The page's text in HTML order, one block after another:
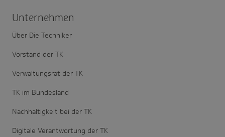
Unter­nehmen
Über Die Techniker
Vorstand der TK
Verwaltungsrat der TK
TK im Bundesland
Nachhaltigkeit bei der TK
Digitale Verantwortung der TK